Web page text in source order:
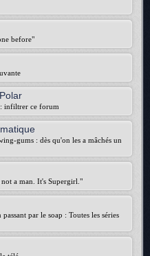
before"
: infiltrer ce forum
gums : dès qu'on les a mâchés un
a man. It's Supergirl."
par le soap : Toutes les séries